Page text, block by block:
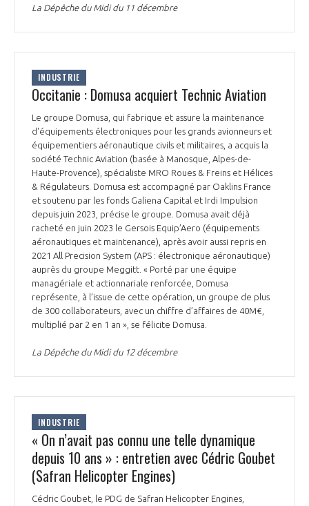
La Dépêche du Midi du 11 décembre
INDUSTRIE
Occitanie : Domusa acquiert Technic Aviation
Le groupe Domusa, qui fabrique et assure la maintenance
d'équipements électroniques pour les grands avionneurs et
équipementiers aéronautique civils et militaires, a acquis la
société Technic Aviation (basée à Manosque, Alpes-de-
Haute-Provence), spécialiste MRO Roues & Freins et Hélices
& Régulateurs. Domusa est accompagné par Oaklins France
et soutenu par les fonds Galiena Capital et Irdi Impulsion
depuis juin 2023, précise le groupe. Domusa avait déjà
racheté en juin 2023 le Gersois Equip’Aero (équipements
aéronautiques et maintenance), après avoir aussi repris en
2021 All Precision System (APS : électronique aéronautique)
auprès du groupe Meggitt. « Porté par une équipe
managériale et actionnariale renforcée, Domusa
représente, à l’issue de cette opération, un groupe de plus
de 300 collaborateurs, avec un chiffre d’affaires de 40M€,
multiplié par 2 en 1 an », se félicite Domusa.
La Dépêche du Midi du 12 décembre
INDUSTRIE
« On n’avait pas connu une telle dynamique
depuis 10 ans » : entretien avec Cédric Goubet
(Safran Helicopter Engines)
Cédric Goubet, le PDG de Safran Helicopter Engines,